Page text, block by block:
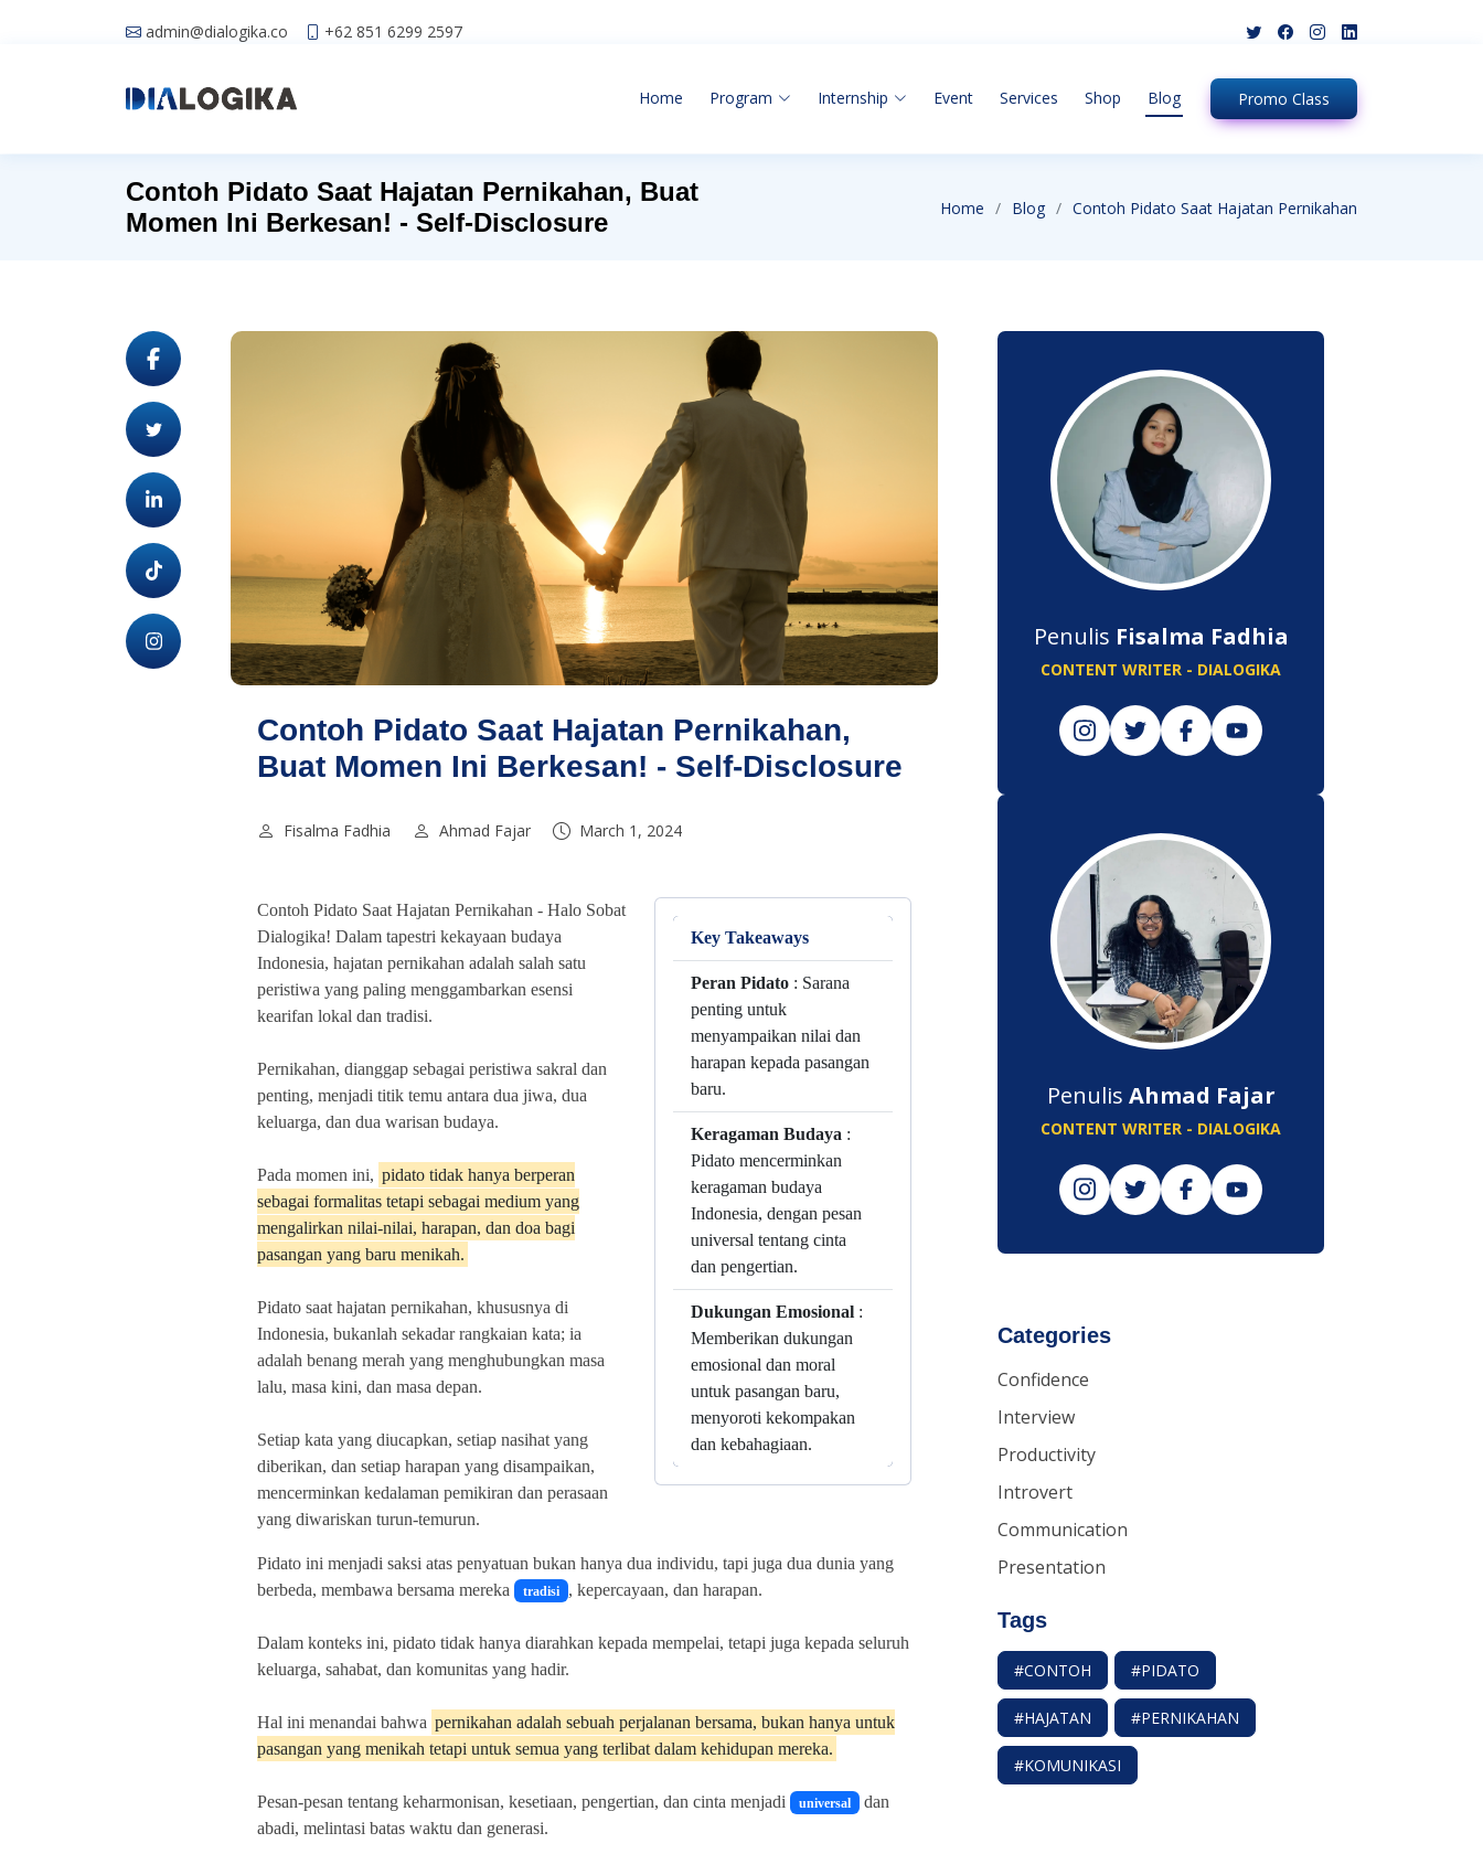
admin@dialogika.co +62 851 6299 2597
Home Program Internship Event Services Shop Blog Promo Class
Contoh Pidato Saat Hajatan Pernikahan, Buat
Momen Ini Berkesan! - Self-Disclosure
Home Blog Contoh Pidato Saat Hajatan Pernikahan
Contoh Pidato Saat Hajatan Pernikahan,
Buat Momen Ini Berkesan! - Self-Disclosure
Fisalma Fadhia Ahmad Fajar March 1, 2024
Contoh Pidato Saat Hajatan Pernikahan - Halo Sobat
Dialogika! Dalam tapestri kekayaan budaya
Indonesia, hajatan pernikahan adalah salah satu
peristiwa yang paling menggambarkan esensi
kearifan lokal dan tradisi.
Pernikahan, dianggap sebagai peristiwa sakral dan
penting, menjadi titik temu antara dua jiwa, dua
keluarga, dan dua warisan budaya.
Pada momen ini, pidato tidak hanya berperan
sebagai formalitas tetapi sebagai medium yang
mengalirkan nilai-nilai, harapan, dan doa bagi
pasangan yang baru menikah.
Pidato saat hajatan pernikahan, khususnya di
Indonesia, bukanlah sekadar rangkaian kata; ia
adalah benang merah yang menghubungkan masa
lalu, masa kini, dan masa depan.
Setiap kata yang diucapkan, setiap nasihat yang
diberikan, dan setiap harapan yang disampaikan,
mencerminkan kedalaman pemikiran dan perasaan
yang diwariskan turun-temurun.
Key Takeaways
Peran Pidato: Sarana
penting untuk
menyampaikan nilai dan
harapan kepada pasangan
baru.
Keragaman Budaya :
Pidato mencerminkan
keragaman budaya
Indonesia, dengan pesan
universal tentang cinta
dan pengertian.
Dukungan Emosional:
Memberikan dukungan
emosional dan moral
untuk pasangan baru,
menyoroti kekompakan
dan kebahagiaan.
Pidato ini menjadi saksi atas penyatuan bukan hanya dua individu, tapi juga dua dunia yang
berbeda, membawa bersama mereka
tradisi , kepercayaan, dan harapan.
Dalam konteks ini, pidato tidak hanya diarahkan kepada mempelai, tetapi juga kepada seluruh
keluarga, sahabat, dan komunitas yang hadir.
Hal ini menandai bahwa pernikahan adalah sebuah perjalanan bersama, bukan hanya untuk
pasangan yang menikah tetapi untuk semua yang terlibat dalam kehidupan mereka.
Pesan-pesan tentang keharmonisan, kesetiaan, pengertian, dan cinta menjadi universal dan
abadi, melintasi batas waktu dan generasi.
Penulis Fisalma Fadhia
CONTENT WRITER - DIALOGIKA
Penulis Ahmad Fajar
CONTENT WRITER - DIALOGIKA
Categories
Confidence
Interview
Productivity
Introvert
Communication
Presentation
Tags
#CONTOH #PIDATO
#HAJATAN #PERNIKAHAN
#KOMUNIKASI